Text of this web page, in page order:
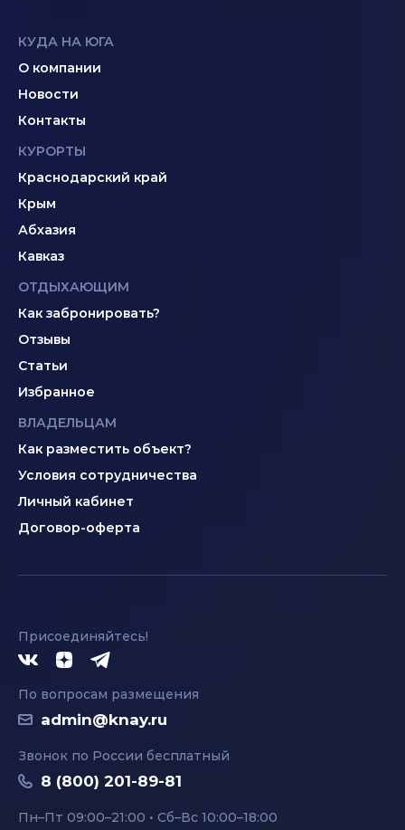
КУДА НА ЮГА
О компании
Новости
Контакты
КУРОРТЫ
Краснодарский край
Крым
Абхазия
Кавказ
ОТДЫХАЮЩИМ
Как забронировать?
Отзывы
Статьи
Избранное
ВЛАДЕЛЬЦАМ
Как разместить объект?
Условия сотрудничества
Личный кабинет
Договор-оферта
Присоединяйтесь!
По вопросам размещения
admin@knay.ru
Звонок по России бесплатный
8 (800) 201-89-81
Пн–Пт 09:00–21:00 • Сб–Вс 10:00–18:00